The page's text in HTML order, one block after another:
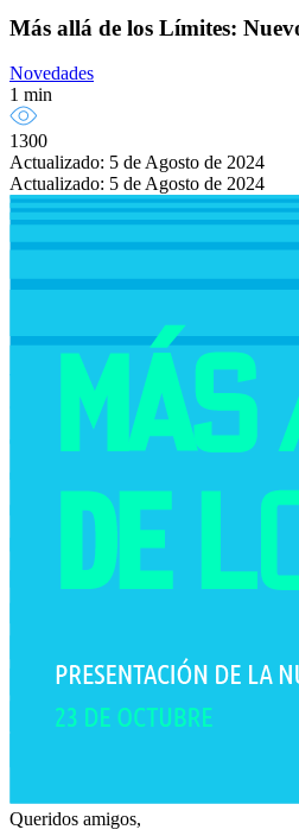
Más allá de los Límites:
Novedades
1 min
1300
Actualizado: 5 de Agosto de 2024
Actualizado: 5 de Agosto de 2024
Queridos amigos,